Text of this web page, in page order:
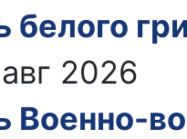
белого
2026
Военно-